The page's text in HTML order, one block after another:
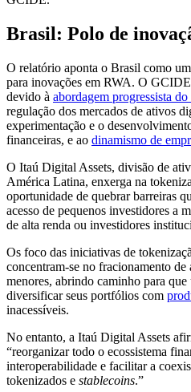
Brasil: Polo de
O relatório aponta o Brasil como
para inovações em RWA. O
devido à abordagem progressista
regulação dos mercados de ativos
experimentação e o
financeiras, e ao dinamismo de
O Itaú Digital Assets, divisão de
América Latina, enxerga na
oportunidade de quebrar barreiras
acesso de pequenos investidores a
de alta renda ou investidores
Os foco das iniciativas de
concentram-se no fracionamento
menores, abrindo caminho para
diversificar seus portfólios com
inacessíveis.
No entanto, a Itaú Digital Assets
“reorganizar todo o ecossistema
interoperabilidade e facilitar a
tokenizados e stablecoins.”